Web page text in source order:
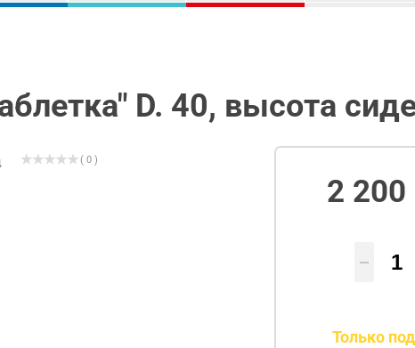
D. 40, высота
( 0 )
2 200
Только